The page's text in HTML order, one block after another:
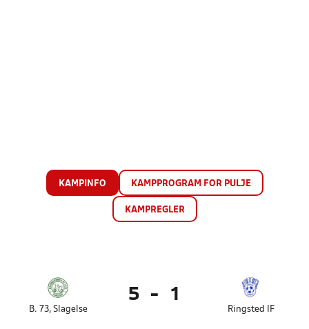
KAMPINFO KAMPPROGRAM FOR PULJE
KAMPREGLER
B. 73, Slagelse
5 - 1
Ringsted IF